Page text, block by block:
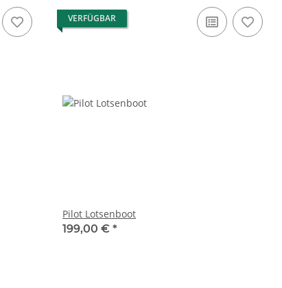
VERFÜGBAR
Pilot Lotsenboot
199,00 € *